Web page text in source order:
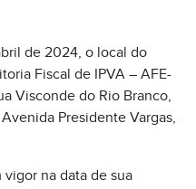
de 2024, o local do
Fiscal de IPVA – AFE-
Visconde do Rio Branco,
Presidente Vargas,
vigor na data de sua